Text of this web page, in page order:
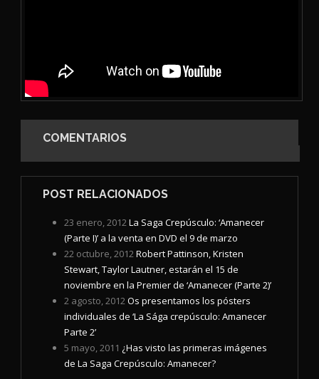
COMENTARIOS
POST RELACIONADOS
23 enero, 2012La Saga Crepúsculo: ‘Amanecer
(Parte I)’ a la venta en DVD el 9 de marzo
22 octubre, 2012Robert Pattinson, Kristen
Stewart, Taylor Lautner, estarán el 15 de
noviembre en la Premier de ‘Amanecer (Parte 2)’
2 agosto, 2012Os presentamos los pósters
individuales de ‘La Sága crepúsculo: Amanecer
Parte 2’
5 mayo, 2011 ¿Has visto las primeras imágenes
de La Saga Crepúsculo: Amanecer?